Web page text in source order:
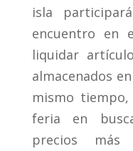
isla
encuentro en
liquidar
almacenados
mismo
feria en
precios